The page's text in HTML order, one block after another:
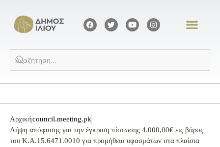
Αρχικήcouncil.meeting.pk
Λήψη απόφασης για την έγκριση πίστωσης 4.000,00€ εις βάρος
του Κ.Α.15.6471.0010 για προμήθεια υφασμάτων στα πλαίσια